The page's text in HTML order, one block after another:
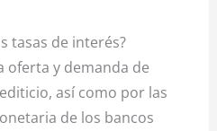
tasas de interés?
oferta y demanda de
así como por las
de los bancos